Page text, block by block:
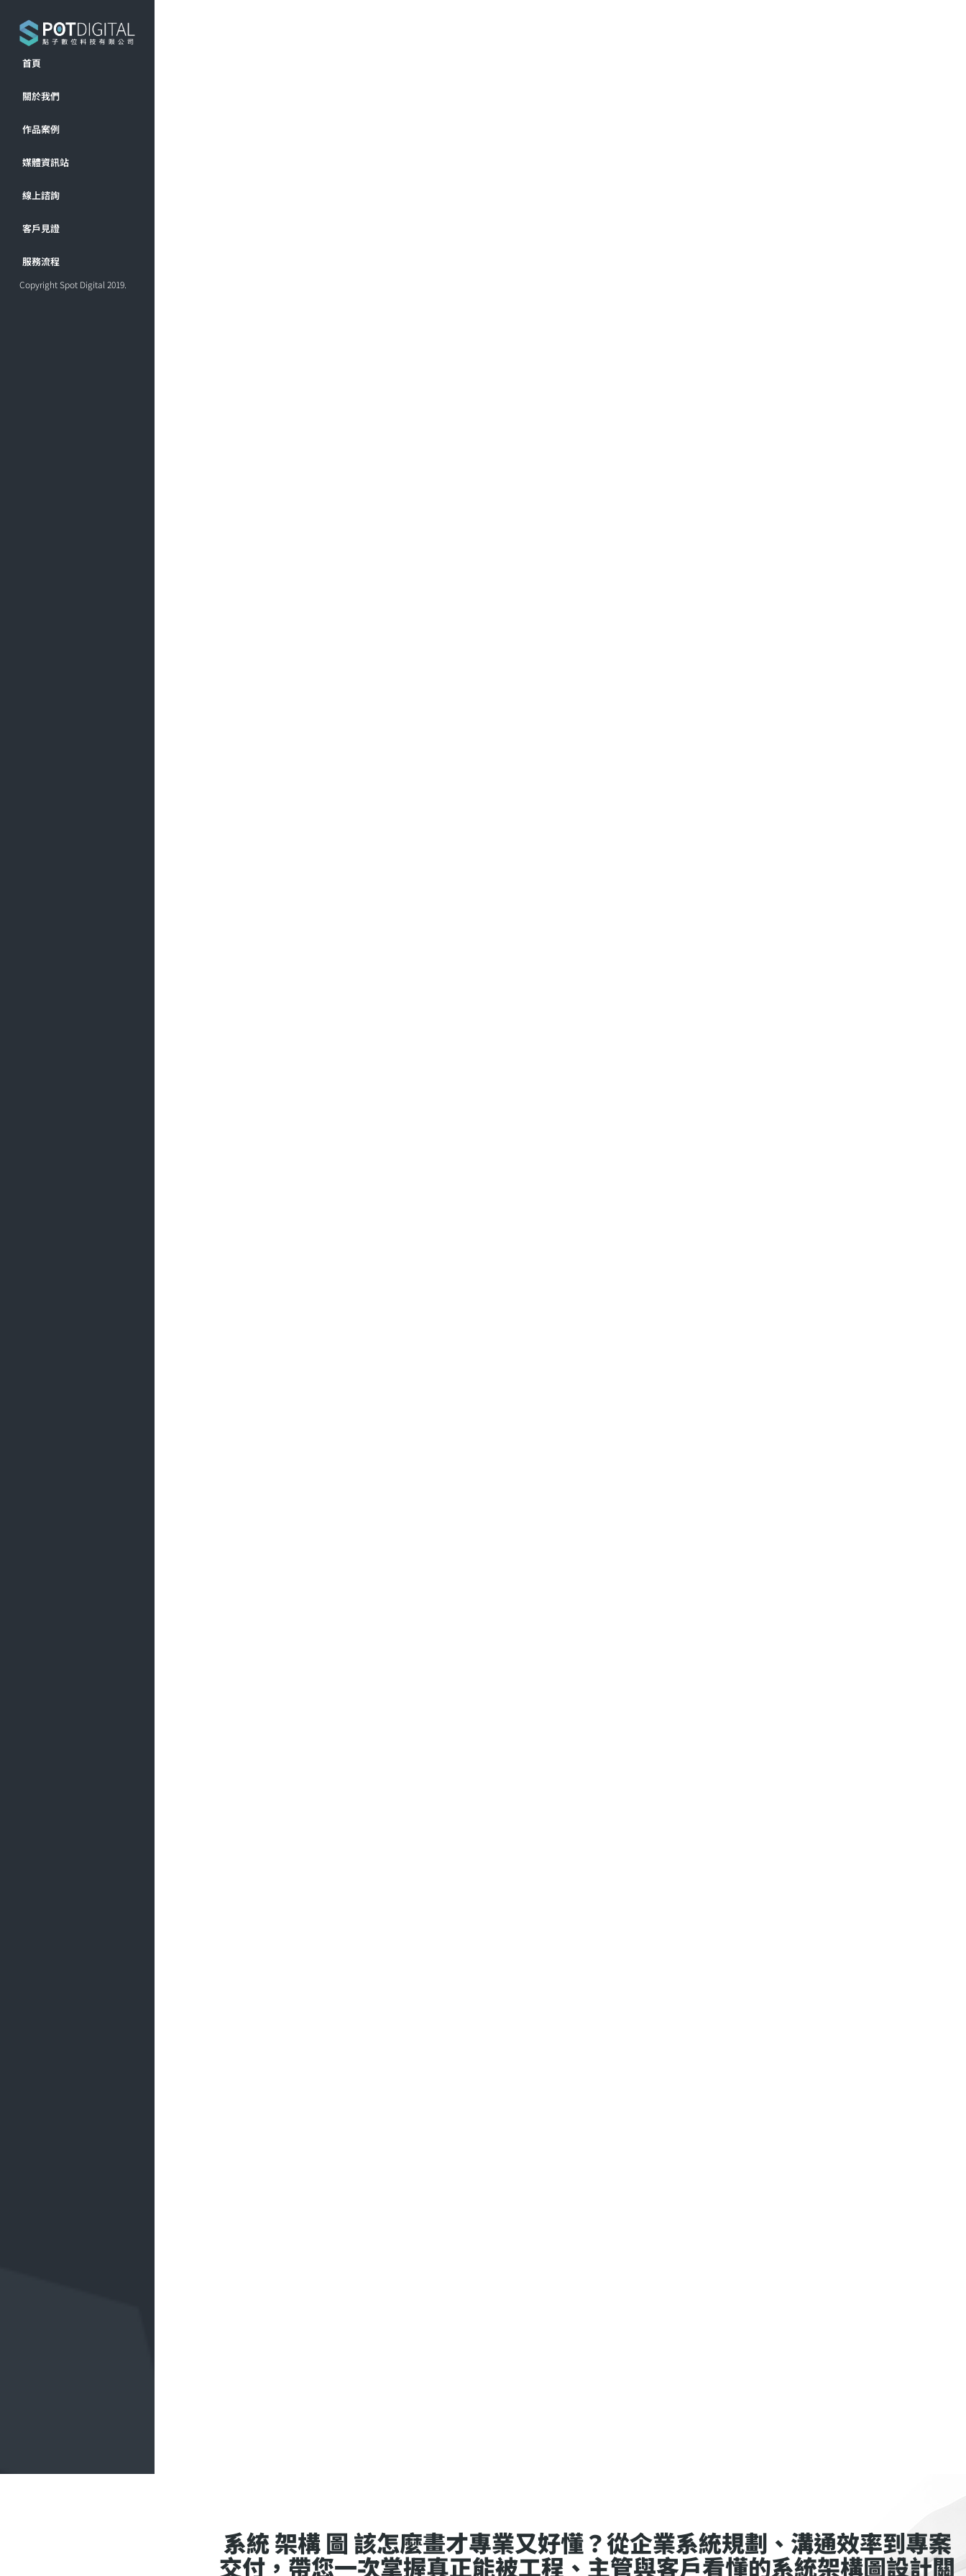
首頁
關於我們
作品案例
媒體資訊站
線上諮詢
客戶見證
服務流程
Copyright Spot Digital 2019.
系統 架構 圖 該怎麼畫才專業又好懂？從企業系統規劃、溝通效率到專案
交付，帶您一次掌握真正能被工程、主管與客戶看懂的系統架構圖設計關